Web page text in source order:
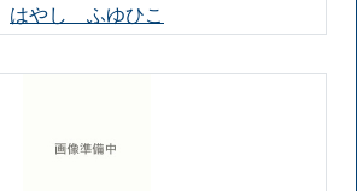
はやし ふゆひこ